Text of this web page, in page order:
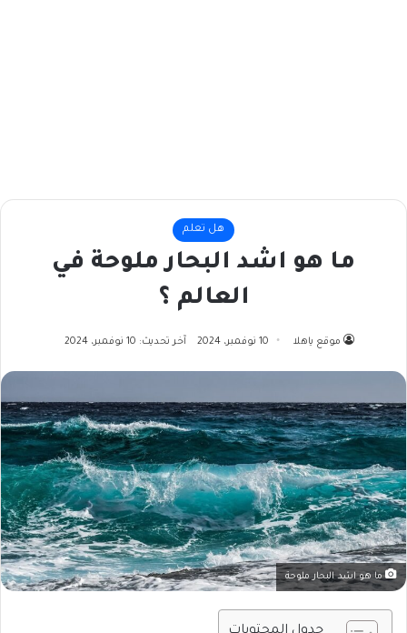
هل تعلم
ما هو اشد البحار ملوحة في
العالم ؟
موقع ياهلا 10 نوفمبر، 2024 آخر تحديث: 10 نوفمبر، 2024
ما هو اشد البحار ملوحة